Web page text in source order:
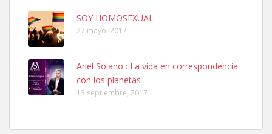
Adopcion
Leales.org » Gran Canaria | 4.7.2025
SOY HOMOSEXUAL
27 mayo, 2017
Ariel Solano : La vida en correspondencia
con los planetas
13 septiembre, 2017